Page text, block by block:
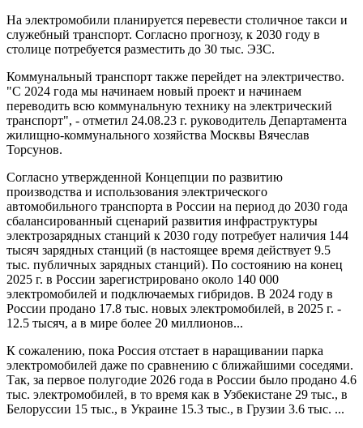
На электромобили планируется перевести столичное такси и
служебный транспорт. Согласно прогнозу, к 2030 году в
столице потребуется разместить до 30 тыс. ЭЗС.
Коммунальный транспорт также перейдет на электричество.
"С 2024 года мы начинаем новый проект и начинаем
переводить всю коммунальную технику на электрический
транспорт", - отметил 24.08.23 г. руководитель Департамента
жилищно-коммунального хозяйства Москвы Вячеслав
Торсунов.
Согласно утвержденной Концепции по развитию
производства и использования электрического
автомобильного транспорта в России на период до 2030 года
сбалансированный сценарий развития инфраструктуры
электрозарядных станций к 2030 году потребует наличия 144
тысяч зарядных станций (в настоящее время действует 9.5
тыс. публичных зарядных станций). По состоянию на конец
2025 г. в России зарегистрировано около 140 000
электромобилей и подключаемых гибридов. В 2024 году в
России продано 17.8 тыс. новых электромобилей, в 2025 г. -
12.5 тысяч, а в мире более 20 миллионов...
К сожалению, пока Россия отстает в наращивании парка
электромобилей даже по сравнению с ближайшими соседями.
Так, за первое полугодие 2026 года в России было продано 4.6
тыс. электромобилей, в то время как в Узбекистане 29 тыс., в
Белоруссии 15 тыс., в Украине 15.3 тыс., в Грузии 3.6 тыс. ...